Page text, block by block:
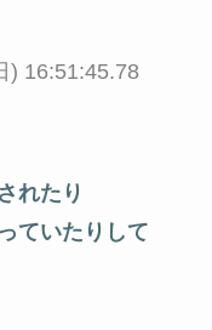
) 16:51:45.78
れたり
ていたりして